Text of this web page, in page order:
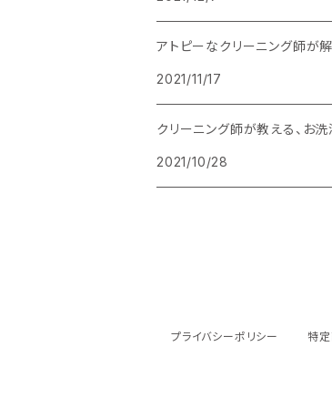
アトピーなクリーニング師が
2021/11/17
クリーニング師が教える、お
2021/10/28
プライバシーポリシー 特